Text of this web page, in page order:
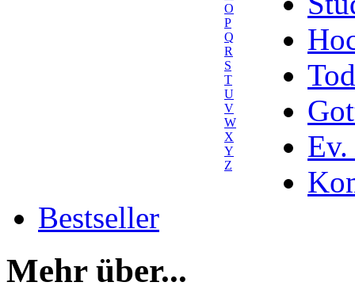
O
P
Q
R
S
T
U
V
W
X
Y
Z
Ev.
Bestseller
Mehr über...